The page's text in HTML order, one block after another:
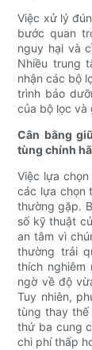
Việc xử lý
bước quan
nguy hại và
Nhiều trung
nhận các bộ
trình bảo
của bộ lọc và
Cân bằng
tùng chính
Việc lựa
các lựa chọn
thường gặp.
số kỹ thuật
an tâm vì
thường trải
thích
ngờ về độ
Tuy nhiên,
tùng thay thế
thứ ba cung
chi phí thấp